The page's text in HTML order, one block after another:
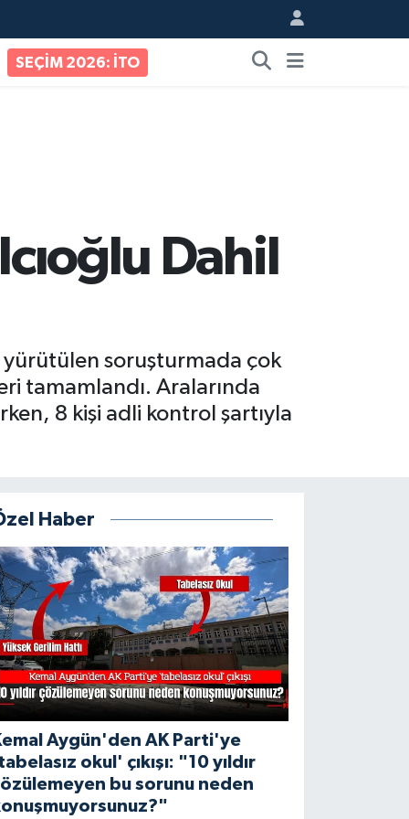
SEÇİM 2026: İTO
Dahil
yürütülen soruşturmada çok
tamamlandı. Aralarında
8 kişi adli kontrol şartıyla
Haber
Aygün'den AK Parti'ye
okul' çıkışı: "10 yıldır
bu sorunu neden